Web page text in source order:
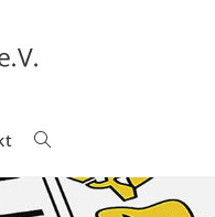
Website-
Suche